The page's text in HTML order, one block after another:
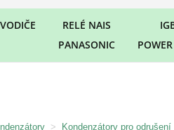
RELÉ NAIS
PANASONIC
> Kondenzátory pro